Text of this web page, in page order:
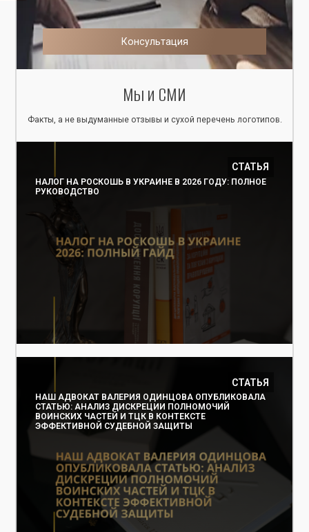
Консультация
Мы и СМИ
Факты, а не выдуманные отзывы и сухой перечень логотипов.
СТАТЬЯ
НАЛОГ НА РОСКОШЬ В УКРАИНЕ В 2026 ГОДУ: ПОЛНОЕ
РУКОВОДСТВО
СТАТЬЯ
НАШ АДВОКАТ ВАЛЕРИЯ ОДИНЦОВА ОПУБЛИКОВАЛА
СТАТЬЮ: АНАЛИЗ ДИСКРЕЦИИ ПОЛНОМОЧИЙ
ВОИНСКИХ ЧАСТЕЙ И ТЦК В КОНТЕКСТЕ
ЭФФЕКТИВНОЙ СУДЕБНОЙ ЗАЩИТЫ